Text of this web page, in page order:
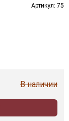
Артикул: 75
В наличии